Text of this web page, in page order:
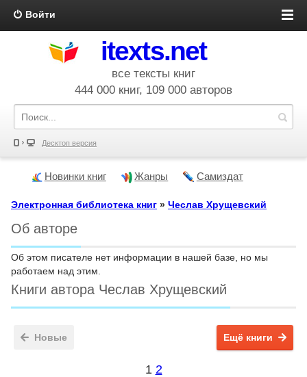
Войти
itexts.net
все тексты книг
444 000 книг, 109 000 авторов
Десктоп версия
Новинки книг Жанры Самиздат
Электронная библиотека книг » Чеслав Хрущевский
Об авторе
Об этом писателе нет информации в нашей базе, но мы
работаем над этим.
Книги автора Чеслав Хрущевский
Новые Ещё книги
1 2